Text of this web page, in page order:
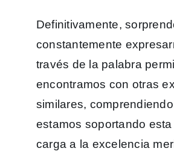
Definitivamente,
constantemente
través de la palabra
encontramos con otras
similares,
estamos soportando
carga a la excelencia